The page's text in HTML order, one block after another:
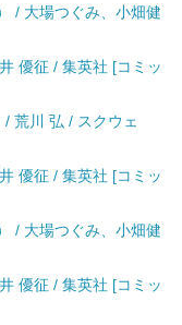
/ 大場つぐみ、小畑健
優征 / 集英社 [コミッ
荒川 弘 / スクウェ
優征 / 集英社 [コミッ
/ 大場つぐみ、小畑健
優征 / 集英社 [コミッ